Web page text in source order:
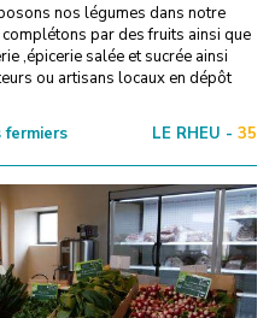
nos légumes dans notre
par des fruits ainsi que
,épicerie salée et sucrée ainsi
ou artisans locaux en dépôt
LE RHEU - 35